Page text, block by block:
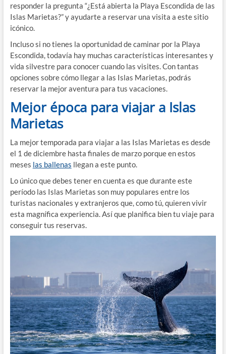
responder la pregunta “¿Está abierta la Playa Escondida de las
Islas Marietas?” y ayudarte a reservar una visita a este sitio
icónico.
Incluso si no tienes la oportunidad de caminar por la Playa
Escondida, todavía hay muchas características interesantes y
vida silvestre para conocer cuando las visites. Con tantas
opciones sobre cómo llegar a las Islas Marietas, podrás
reservar la mejor aventura para tus vacaciones.
Mejor época para viajar a Islas
Marietas
La mejor temporada para viajar a las Islas Marietas es desde
el 1 de diciembre hasta finales de marzo porque en estos
meses las ballenas llegan a este punto.
Lo único que debes tener en cuenta es que durante este
período las Islas Marietas son muy populares entre los
turistas nacionales y extranjeros que, como tú, quieren vivir
esta magnífica experiencia. Así que planifica bien tu viaje para
conseguir tus reservas.